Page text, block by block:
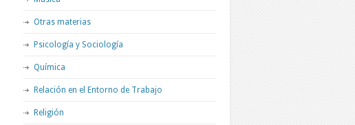
Otras materias
Psicología y Sociología
Química
Relación en el Entorno de Trabajo
Religión